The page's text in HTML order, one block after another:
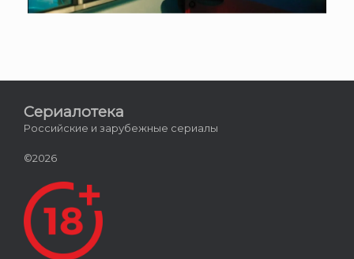
Сериалотека
Российские и зарубежные сериалы
©2026